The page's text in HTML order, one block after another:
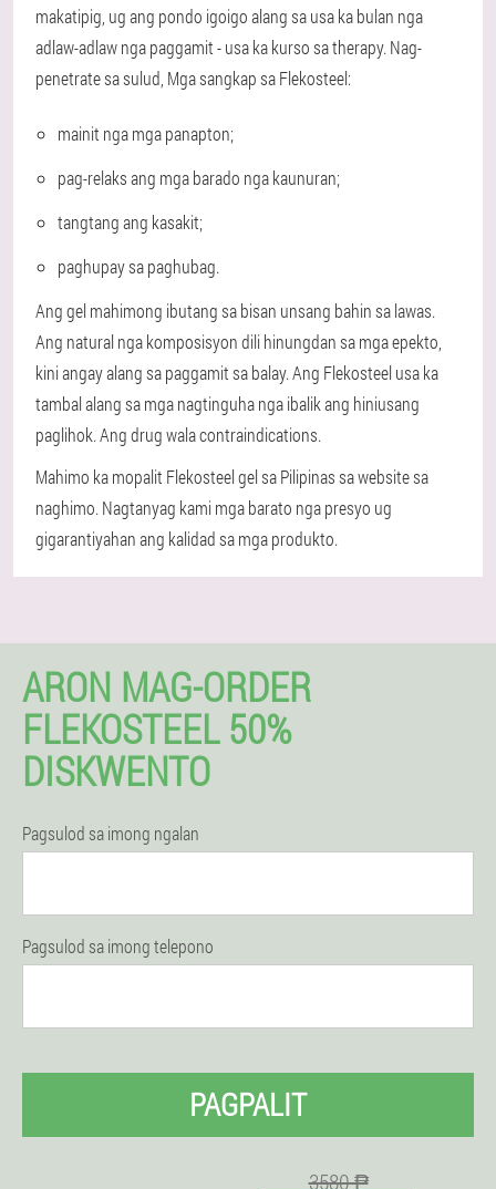
makatipig, ug ang pondo igoigo alang sa usa ka bulan nga
adlaw-adlaw nga paggamit - usa ka kurso sa therapy. Nag-
penetrate sa sulud, Mga sangkap sa Flekosteel:
mainit nga mga panapton;
pag-relaks ang mga barado nga kaunuran;
tangtang ang kasakit;
paghupay sa paghubag.
Ang gel mahimong ibutang sa bisan unsang bahin sa lawas.
Ang natural nga komposisyon dili hinungdan sa mga epekto,
kini angay alang sa paggamit sa balay. Ang Flekosteel usa ka
tambal alang sa mga nagtinguha nga ibalik ang hiniusang
paglihok. Ang drug wala contraindications.
Mahimo ka mopalit Flekosteel gel sa Pilipinas sa website sa
naghimo. Nagtanyag kami mga barato nga presyo ug
gigarantiyahan ang kalidad sa mga produkto.
ARON MAG-ORDER
FLEKOSTEEL 50%
DISKWENTO
Pagsulod sa imong ngalan
Pagsulod sa imong telepono
PAGPALIT
3580 ₱